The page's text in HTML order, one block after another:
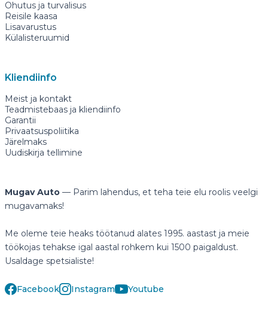
Ohutus ja turvalisus
Reisile kaasa
Lisavarustus
Külalisteruumid
Kliendiinfo
Meist ja kontakt
Teadmistebaas ja kliendiinfo
Garantii
Privaatsuspoliitika
Järelmaks
Uudiskirja tellimine
Mugav Auto — Parim lahendus, et teha teie elu roolis veelgi
mugavamaks!
Me oleme teie heaks töötanud alates 1995. aastast ja meie
töökojas tehakse igal aastal rohkem kui 1500 paigaldust.
Usaldage spetsialiste!
Facebook Instagram Youtube